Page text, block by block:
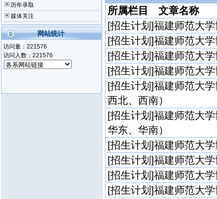
所属栏目 文章名称
[招生计划]福建师范大
[招生计划]福建师范大
[招生计划]福建师范大
[招生计划]福建师范大
[招生计划]福建师范大
西北、西南）
[招生计划]福建师范大
华东、华南）
[招生计划]福建师范大
[招生计划]福建师范大
[招生计划]福建师范大
[招生计划]福建师范大
历年录取
媒体关注
网站统计
访问量：221576
访问人数：221576